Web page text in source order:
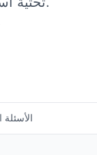
الأسئلة